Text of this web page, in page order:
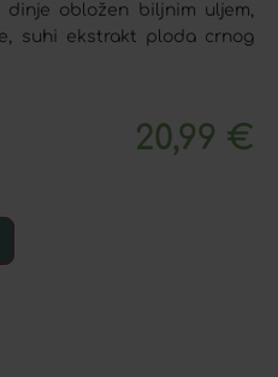
obložen biljnim uljem,
suhi ekstrakt ploda crnog
20,99 €